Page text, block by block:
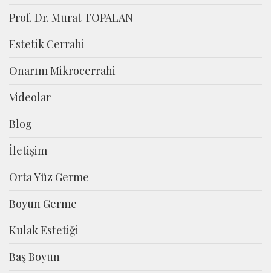
Prof. Dr. Murat TOPALAN
Estetik Cerrahi
Onarım Mikrocerrahi
Videolar
Blog
İletişim
Orta Yüz Germe
Boyun Germe
Kulak Estetiği
Baş Boyun